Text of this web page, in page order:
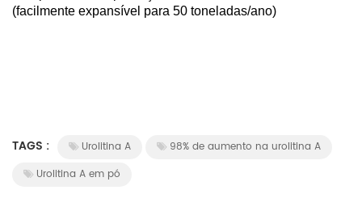
(facilmente expansível para 50 toneladas/ano)
TAGS : Urolitina A
98% de aumento na urolitina A
Urolitina A em pó